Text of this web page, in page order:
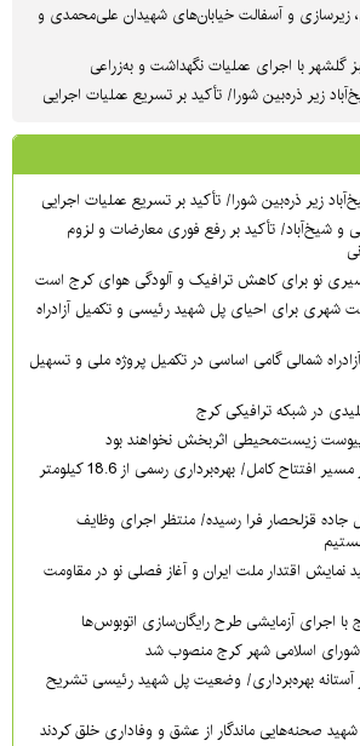
زیرسازی و آسفالت خیابان‌های شهیدان علی‌محمدی و
با اجرای عملیات نگهداشت و به‌زراعی
زیر ذره‌بین شورا/ تأکید بر تسریع عملیات اجرایی
زیر ذره‌بین شورا/ تأکید بر تسریع عملیات اجرایی
و شیخ‌آباد/ تأکید بر رفع فوری معارضات و لزوم
نو برای کاهش ترافیک و آلودگی هوای کرج است
شهری برای احیای پل شهید رئیسی و تکمیل آزادراه
شمالی گامی اساسی در تکمیل پروژه ملی و تسهیل
در شبکه ترافیکی کرج
پیوست زیست‌محیطی اثربخش نخواهند بود
بزرگراه شهید سلیمانی در مسیر افتتاح کامل/ بهره‌برداری رسمی از 18.6 کیلومتر
جاده قزلحصار فرا رسیده/ منتظر اجرای وظایف
نمایش اقتدار ملت ایران و آغاز فصلی نو در مقاومت
اجرای آزمایشی طرح رایگان‌سازی اتوبوس‌ها
اسلامی شهر کرج منصوب شد
آستانه بهره‌برداری/ وضعیت پل شهید رئیسی تشریح
شهید صحنه‌هایی ماندگار از عشق و وفاداری خلق کردند